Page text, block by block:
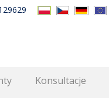
Konsultacje